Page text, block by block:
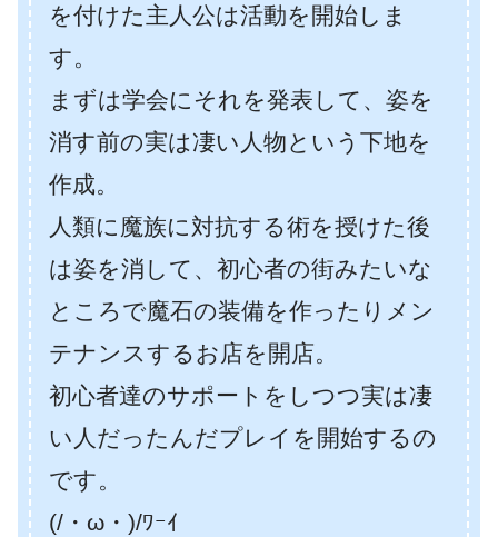
を付けた主人公は活動を開始しま
す。
まずは学会にそれを発表して、姿を
消す前の実は凄い人物という下地を
作成。
人類に魔族に対抗する術を授けた後
は姿を消して、初心者の街みたいな
ところで魔石の装備を作ったりメン
テナンスするお店を開店。
初心者達のサポートをしつつ実は凄
い人だったんだプレイを開始するの
です。
(/・ω・)/ﾜｰｲ